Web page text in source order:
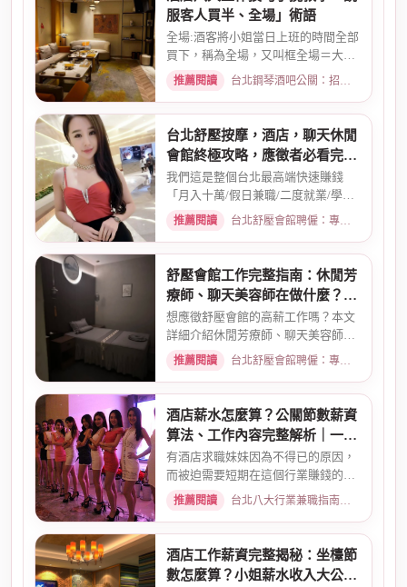
服客人買半、全場」術語
全場:酒客將小姐當日上班的時間全部
買下，稱為全場，又叫框全場＝大框
＝外全酒店買框送s外全多少...
推薦閱讀 台北鋼琴酒吧公關：招募條件與工作環境介紹 · 2026-03-26
台北舒壓按摩，酒店，聊天休閒
會館終極攻略，應徵者必看完整
指南
我們這是整個台北最高端快速賺錢
「月入十萬/假日兼職/二度就業/學生
兼職/八大廣告/林森北路KTV酒...
推薦閱讀 台北舒壓會館聘僱：專業按摩師職缺與職涯規劃 · 2026-01-07
舒壓會館工作完整指南：休閒芳
療師、聊天美容師在做什麼？薪
資待遇一次看
想應徵舒壓會館的高薪工作嗎？本文
詳細介紹休閒芳療師、聊天美容師的
真實工作內容、薪資計算方式...
推薦閱讀 台北舒壓會館聘僱：專業按摩師職缺與職涯規劃 · 2026-03-09
酒店薪水怎麼算？公關節數薪資
算法、工作內容完整解析｜一次
搞懂收入結構
有酒店求職妹妹因為不得已的原因，
而被迫需要短期在這個行業賺錢的時
候而環境又你文章提到的那麼...
推薦閱讀 台北八大行業兼職指南：熱門職缺與求職須知 · 2026-02-13
酒店工作薪資完整揭秘：坐檯節
數怎麼算？小姐薪水收入大公開